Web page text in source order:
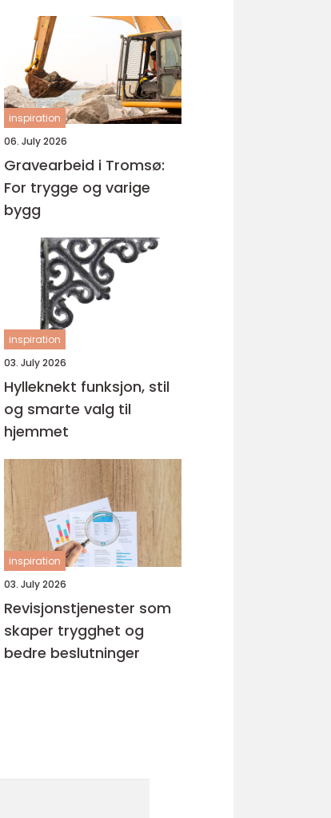
fordeler
inspiration
06. July 2026
Gravearbeid i Tromsø:
For trygge og varige
bygg
inspiration
03. July 2026
Hylleknekt funksjon, stil
og smarte valg til
hjemmet
inspiration
03. July 2026
Revisjonstjenester som
skaper trygghet og
bedre beslutninger